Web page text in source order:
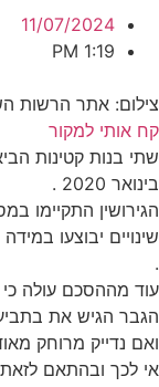
11/07/2024
1:19 PM
צילום: אתר הרשות
קח אותי למקור
שתי בנות קטינות
בינואר 2020 .
הגירושין התקיימו
שינויים יבוצעו
.
עוד מההסכם עולה
הגבר הגיש את
ואם נדייק מרוחק
אי לכך ובהתאם לזאת